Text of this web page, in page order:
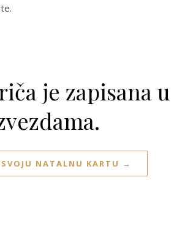
je zapisana u
NATALNU KARTU →